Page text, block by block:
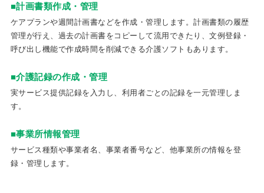
■計画書類作成・管理
ケアプランや週間計画書などを作成・管理します。計画書類の履歴
管理が行え、過去の計画書をコピーして流用できたり、文例登録・
呼び出し機能で作成時間を削減できる介護ソフトもあります。
■介護記録の作成・管理
実サービス提供記録を入力し、利用者ごとの記録を一元管理しま
す。
■事業所情報管理
サービス種類や事業者名、事業者番号など、他事業所の情報を登
録・管理します。